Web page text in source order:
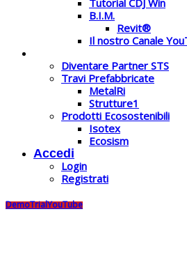
Tutorial CDJ Win
B.I.M.
Revit®
Il nostro Canale
Diventare Partner STS
Travi Prefabbricate
MetalRi
Strutture1
Prodotti Ecosostenibili
Isotex
Ecosism
Accedi
Login
Registrati
DemoTrialYouTube